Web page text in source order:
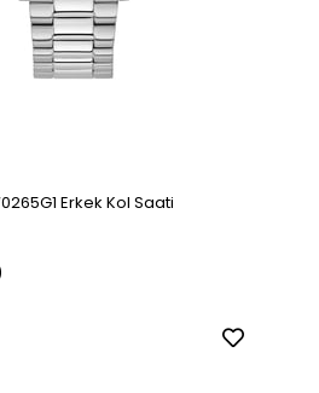
Erkek Kol Saati